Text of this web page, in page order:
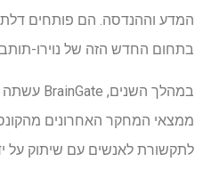
המדע וההנדסה. הם פותחים
בתחום החדש הזה של נוירו-
ממצאי המחקר האחרונים
לתקשורת לאנשים עם שיתוק על